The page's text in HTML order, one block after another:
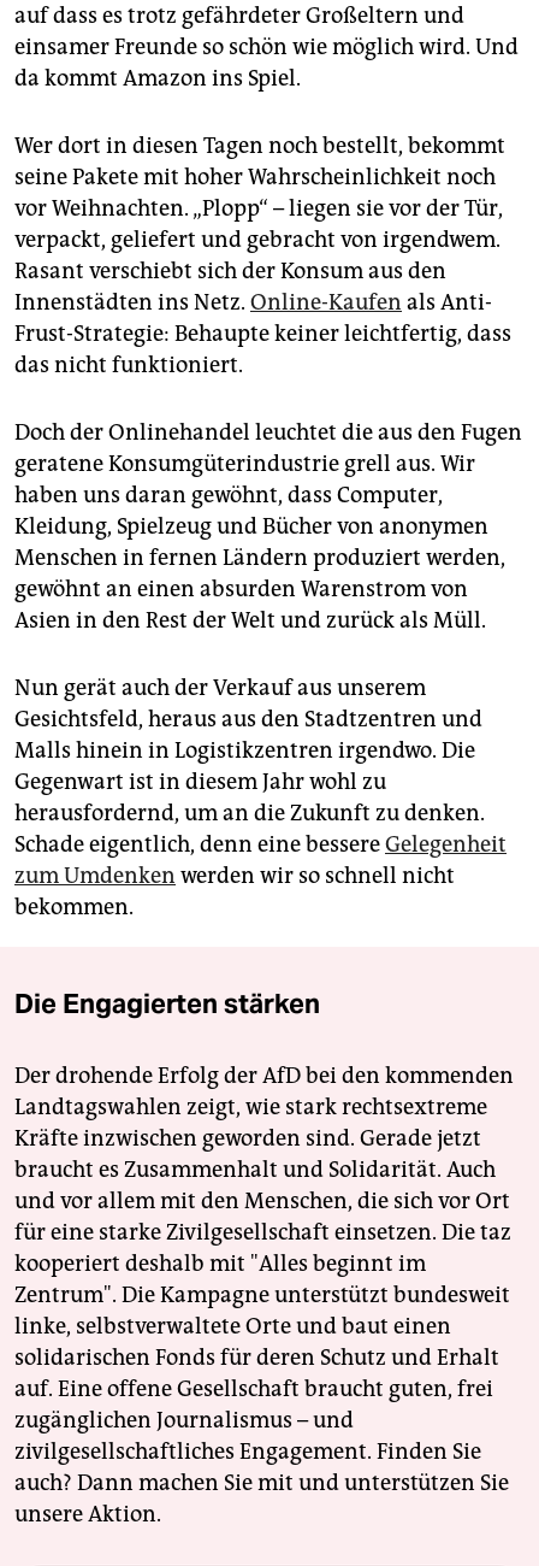
auf dass es trotz gefährdeter Großeltern und
einsamer Freunde so schön wie möglich wird. Und
da kommt Amazon ins Spiel.
Wer dort in diesen Tagen noch bestellt, bekommt
seine Pakete mit hoher Wahrscheinlichkeit noch
vor Weihnachten. „Plopp“ – liegen sie vor der Tür,
verpackt, geliefert und gebracht von irgendwem.
Rasant verschiebt sich der Konsum aus den
Innenstädten ins Netz. Online-Kaufen als Anti-
Frust-Strategie: Behaupte keiner leichtfertig, dass
das nicht funktioniert.
Doch der Onlinehandel leuchtet die aus den Fugen
geratene Konsumgüterindustrie grell aus. Wir
haben uns daran gewöhnt, dass Computer,
Kleidung, Spielzeug und Bücher von anonymen
Menschen in fernen Ländern produziert werden,
gewöhnt an einen absurden Warenstrom von
Asien in den Rest der Welt und zurück als Müll.
Nun gerät auch der Verkauf aus unserem
Gesichtsfeld, heraus aus den Stadtzentren und
Malls hinein in Logistikzentren irgendwo. Die
Gegenwart ist in diesem Jahr wohl zu
herausfordernd, um an die Zukunft zu denken.
Schade eigentlich, denn eine bessereGelegenheit
zum Umdenken werden wir so schnell nicht
bekommen.
Die Engagierten stärken
Der drohende Erfolg der AfD bei den kommenden
Landtagswahlen zeigt, wie stark rechtsextreme
Kräfte inzwischen geworden sind. Gerade jetzt
braucht es Zusammenhalt und Solidarität. Auch
und vor allem mit den Menschen, die sich vor Ort
für eine starke Zivilgesellschaft einsetzen. Die taz
kooperiert deshalb mit "Alles beginnt im
Zentrum". Die Kampagne unterstützt bundesweit
linke, selbstverwaltete Orte und baut einen
solidarischen Fonds für deren Schutz und Erhalt
auf. Eine offene Gesellschaft braucht guten, frei
zugänglichen Journalismus – und
zivilgesellschaftliches Engagement. Finden Sie
auch? Dann machen Sie mit und unterstützen Sie
unsere Aktion.